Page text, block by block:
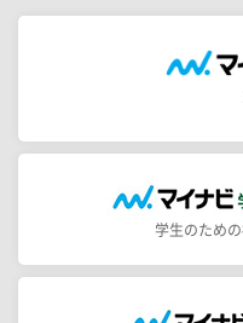
学生のため